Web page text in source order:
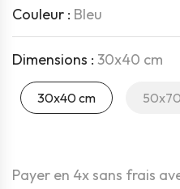
Couleur : Bleu
Dimensions : 30x40 cm
30x40 cm
Payer en 4x sans frais